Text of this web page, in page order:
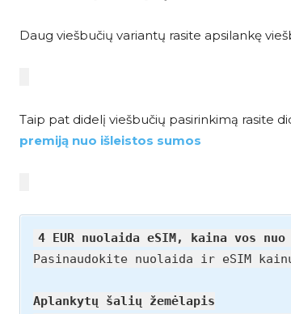
Daug viešbučių variantų rasite apsilankę
Taip pat didelį viešbučių pasirinkimą rasite
premiją nuo išleistos sumos
4 EUR nuolaida eSIM, kaina vos nuo
Pasinaudokite nuolaida ir eSIM
Aplankytų šalių žemėlapis